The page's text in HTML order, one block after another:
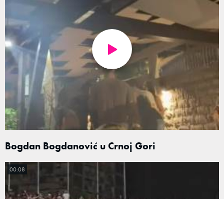
Bogdan Bogdanović u Crnoj Gori
00:08